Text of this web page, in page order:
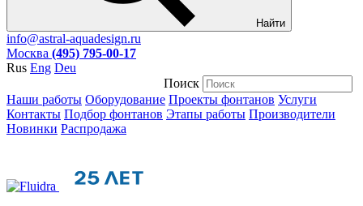
Найти
info@astral-aquadesign.ru
Москва (495) 795-00-17
Rus Eng Deu
Поиск
Наши работы Оборудование Проекты фонтанов Услуги
Контакты Подбор фонтанов Этапы работы Производители
Новинки Распродажа